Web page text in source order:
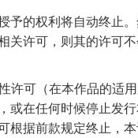
予的权利将自动终止
关许可，则其的许可
许可（在本作品的适
或在任何时候停止发
据前款规定终止，本